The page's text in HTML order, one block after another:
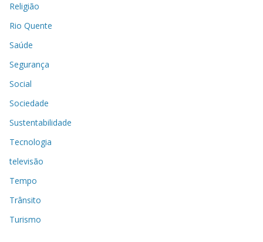
Religião
Rio Quente
Saúde
Segurança
Social
Sociedade
Sustentabilidade
Tecnologia
televisão
Tempo
Trânsito
Turismo